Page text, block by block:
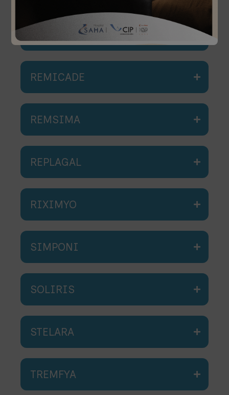
REMICADE
REMSIMA
REPLAGAL
RIXIMYO
SIMPONI
SOLIRIS
STELARA
TREMFYA